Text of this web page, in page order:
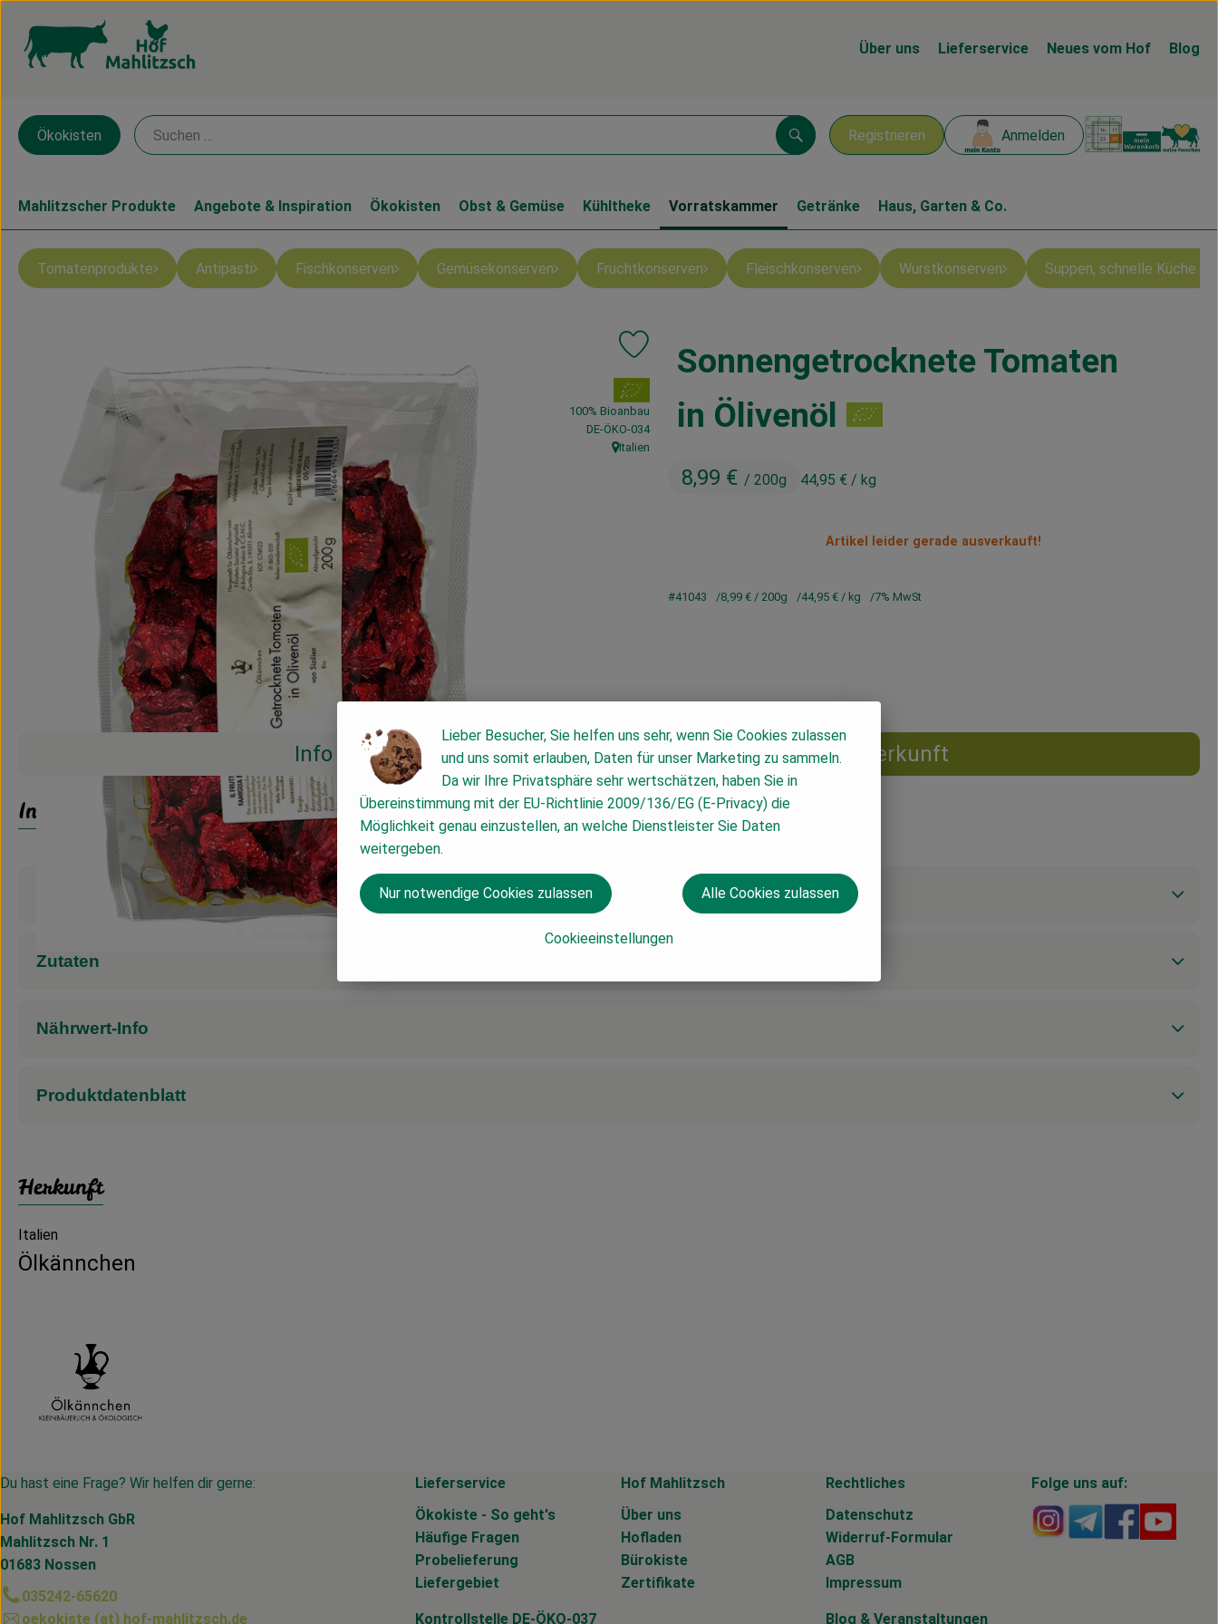
Über uns Lieferservice Neues vom Hof Blog
Registrieren Anmelden
Suchen
Ökokisten
Mahlitzscher Produkte Angebote & Inspiration Ökokisten Obst & Gemüse Kühltheke Vorratskammer Getränke Haus, Garten & Co.
Tomatenprodukte Antipasti Fischkonserven Gemüsekonserven Fruchtkonserven Fleischkonserven Wurstkonserven Suppen, schnelle Küche &
Sonnengetrocknete Tomaten
in Ölivenöl
8,99 € / 200g 44,95 € / kg
Produkt zu Favouriten hinzufügen
, Verband:
100% Bioanbau
, Kontrollstelle:
DE-ÖKO-034
, Herkunft:
Italien
Artikel leider gerade ausverkauft!
#41043 8,99 € / 200g 44,95 € / kg 7% MwSt
Info Herkunft
Info
Produktinformationen
Zutaten
Nährwert-Info
Produktdatenblatt
Herkunft
Italien
Ölkännchen
Du hast eine Frage? Wir helfen dir gerne:
Hof Mahlitzsch GbR
Mahlitzsch Nr. 1
01683 Nossen
035242-65620
oekokiste (at) hof-mahlitzsch.de
Lieferservice
Ökokiste - So geht's
Häufige Fragen
Probelieferung
Liefergebiet
Hof Mahlitzsch
Über uns
Hofladen
Bürokiste
Zertifikate
Rechtliches
Datenschutz
Widerruf-Formular
AGB
Impressum
Folge uns auf:
Externer Link zu
Externer Link
Externer
Kontrollstelle DE-ÖKO-037 Blog & Veranstaltungen
Lieber Besucher, Sie helfen uns sehr, wenn Sie Cookies zulassen
und uns somit erlauben, Daten für unser Marketing zu sammeln.
Da wir Ihre Privatsphäre sehr wertschätzen, haben Sie in
Übereinstimmung mit der EU-Richtlinie 2009/136/EG (E-Privacy) die
Möglichkeit genau einzustellen, an welche Dienstleister Sie Daten
weitergeben.
Cookieeinstellungen
Nur notwendige Cookies zulassen Alle Cookies zulassen